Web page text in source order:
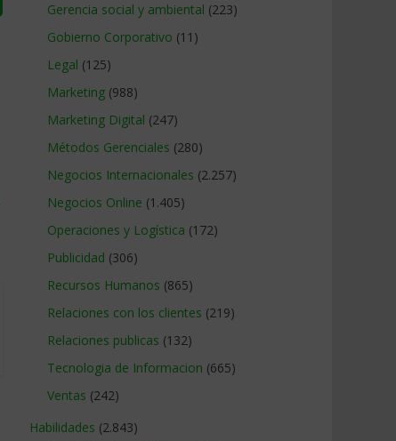
Gerencia social y ambiental (223)
Gobierno Corporativo (11)
Legal (125)
Marketing (988)
Marketing Digital (247)
Métodos Gerenciales (280)
Negocios Internacionales (2.257)
Negocios Online (1.405)
Operaciones y Logística (172)
Publicidad (306)
Recursos Humanos (865)
Relaciones con los clientes (219)
Relaciones publicas (132)
Tecnologia de Informacion (665)
Ventas (242)
Habilidades (2.843)